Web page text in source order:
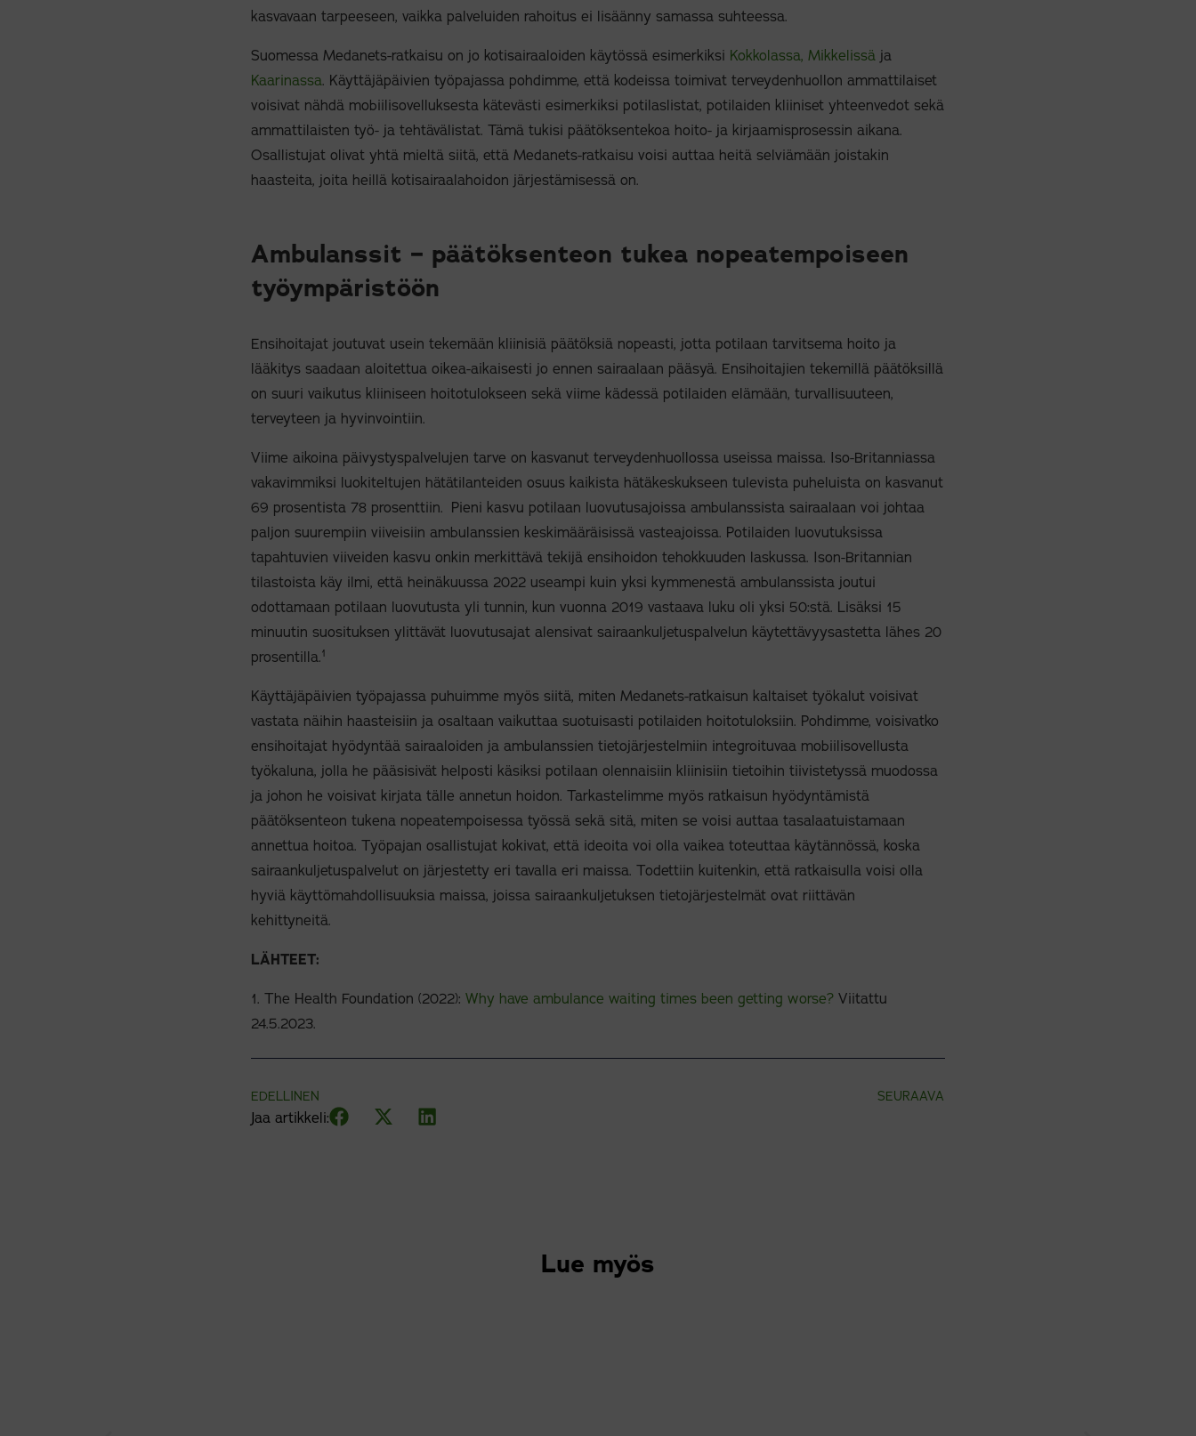
kasvavaan tarpeeseen, vaikka palveluiden rahoitus ei lisäänny samassa suhteessa.
Suomessa Medanets-ratkaisu on jo kotisairaaloiden käytössä esimerkiksi Kokkolassa, Mikkelissäja
Kaarinassa. Käyttäjäpäivien työpajassa pohdimme, että kodeissa toimivat terveydenhuollon ammattilaiset
voisivat nähdä mobiilisovelluksesta kätevästi esimerkiksi potilaslistat, potilaiden kliiniset yhteenvedot sekä
ammattilaisten työ- ja tehtävälistat. Tämä tukisi päätöksentekoa hoito- ja kirjaamisprosessin aikana.
Osallistujat olivat yhtä mieltä siitä, että Medanets-ratkaisu voisi auttaa heitä selviämään joistakin
haasteita, joita heillä kotisairaalahoidon järjestämisessä on.
Ambulanssit – päätöksenteon tukea nopeatempoiseen
työympäristöön
Ensihoitajat joutuvat usein tekemään kliinisiä päätöksiä nopeasti, jotta potilaan tarvitsema hoito ja
lääkitys saadaan aloitettua oikea-aikaisesti jo ennen sairaalaan pääsyä. Ensihoitajien tekemillä päätöksillä
on suuri vaikutus kliiniseen hoitotulokseen sekä viime kädessä potilaiden elämään, turvallisuuteen,
terveyteen ja hyvinvointiin.
Viime aikoina päivystyspalvelujen tarve on kasvanut terveydenhuollossa useissa maissa. Iso-Britanniassa
vakavimmiksi luokiteltujen hätätilanteiden osuus kaikista hätäkeskukseen tulevista puheluista on kasvanut
69 prosentista 78 prosenttiin. Pieni kasvu potilaan luovutusajoissa ambulanssista sairaalaan voi johtaa
paljon suurempiin viiveisiin ambulanssien keskimääräisissä vasteajoissa. Potilaiden luovutuksissa
tapahtuvien viiveiden kasvu onkin merkittävä tekijä ensihoidon tehokkuuden laskussa. Ison-Britannian
tilastoista käy ilmi, että heinäkuussa 2022 useampi kuin yksi kymmenestä ambulanssista joutui
odottamaan potilaan luovutusta yli tunnin, kun vuonna 2019 vastaava luku oli yksi 50:stä. Lisäksi 15
minuutin suosituksen ylittävät luovutusajat alensivat sairaankuljetuspalvelun käytettävyysastetta lähes 20
prosentilla.1
Käyttäjäpäivien työpajassa puhuimme myös siitä, miten Medanets-ratkaisun kaltaiset työkalut voisivat
vastata näihin haasteisiin ja osaltaan vaikuttaa suotuisasti potilaiden hoitotuloksiin. Pohdimme, voisivatko
ensihoitajat hyödyntää sairaaloiden ja ambulanssien tietojärjestelmiin integroituvaa mobiilisovellusta
työkaluna, jolla he pääsisivät helposti käsiksi potilaan olennaisiin kliinisiin tietoihin tiivistetyssä muodossa
ja johon he voisivat kirjata tälle annetun hoidon. Tarkastelimme myös ratkaisun hyödyntämistä
päätöksenteon tukena nopeatempoisessa työssä sekä sitä, miten se voisi auttaa tasalaatuistamaan
annettua hoitoa. Työpajan osallistujat kokivat, että ideoita voi olla vaikea toteuttaa käytännössä, koska
sairaankuljetuspalvelut on järjestetty eri tavalla eri maissa. Todettiin kuitenkin, että ratkaisulla voisi olla
hyviä käyttömahdollisuuksia maissa, joissa sairaankuljetuksen tietojärjestelmät ovat riittävän
kehittyneitä.
LÄHTEET:
1. The Health Foundation (2022): Why have ambulance waiting times been getting worse? Viitattu
24.5.2023.
EDELLINEN SEURAAVA
Jaa artikkeli:
Lue myös